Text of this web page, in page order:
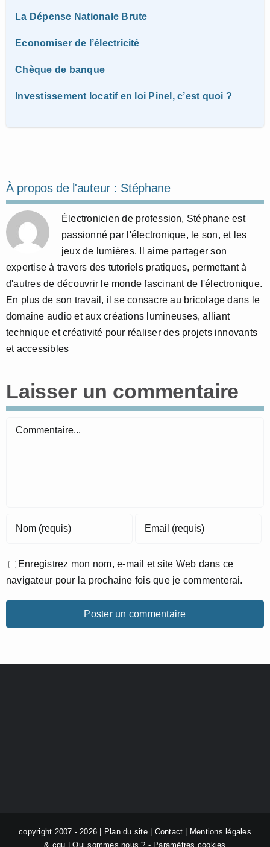
La Dépense Nationale Brute
Economiser de l’électricité
Chèque de banque
Investissement locatif en loi Pinel, c’est quoi ?
À propos de l'auteur : Stéphane
Électronicien de profession, Stéphane est
passionné par l'électronique, le son, et les
jeux de lumières. Il aime partager son
expertise à travers des tutoriels pratiques, permettant à
d'autres de découvrir le monde fascinant de l'électronique.
En plus de son travail, il se consacre au bricolage dans le
domaine audio et aux créations lumineuses, alliant
technique et créativité pour réaliser des projets innovants
et accessibles
Laisser un commentaire
Commentaire
Enregistrez mon nom, e-mail et site Web dans ce
navigateur pour la prochaine fois que je commenterai.
copyright 2007 - 2026 | Plan du site| Contact
Mentions légales
& cgu |Qui sommes nous ? - Paramètres cookies